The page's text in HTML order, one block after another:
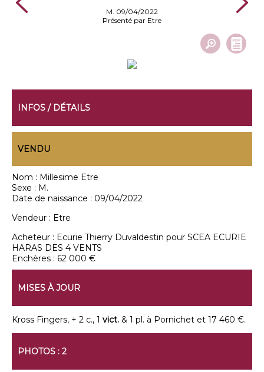
M. 09/04/2022
Présenté par Etre
INFOS / DÉTAILS
VENDU
Nom : Millesime Etre
Sexe : M.
Date de naissance : 09/04/2022
Vendeur : Etre
Acheteur : Ecurie Thierry Duvaldestin pour SCEA ECURIE
HARAS DES 4 VENTS
Enchères : 62 000 €
MISES À JOUR
Kross Fingers, + 2 c., 1 vict. & 1 pl. à Pornichet et 17 460 €.
PHOTOS : 2